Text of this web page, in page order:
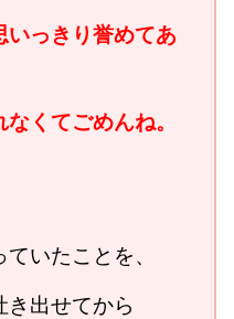
っきり誉めてあ
くてごめんね。
いたことを、
出せてから